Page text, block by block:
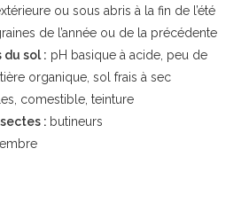
ou sous abris à la fin de l’été
de l’année ou de la précédente
sol : pH basique à acide, peu de
organique, sol frais à sec
comestible, teinture
: butineurs